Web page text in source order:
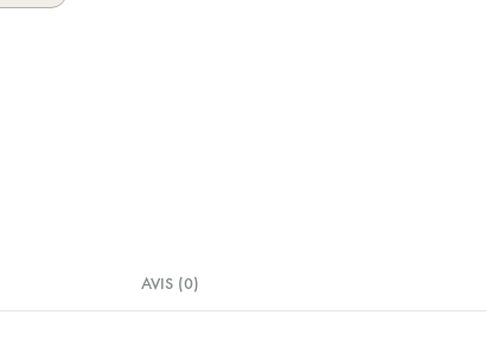
AVIS (0)